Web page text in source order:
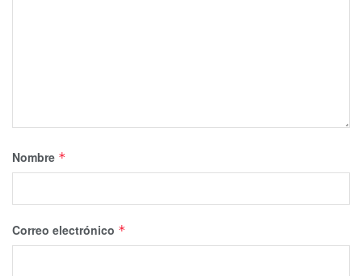
Nombre *
Correo electrónico *